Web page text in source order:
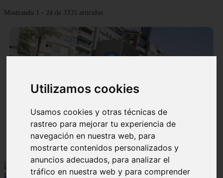
Utilizamos cookies
Usamos cookies y otras técnicas de
rastreo para mejorar tu experiencia de
navegación en nuestra web, para
mostrarte contenidos personalizados y
anuncios adecuados, para analizar el
tráfico en nuestra web y para comprender
Mostrando 1 - 24 de 3335 artículos
▷ Zona Azul Córdoba 《 Horarios y Tarifas 2024 》